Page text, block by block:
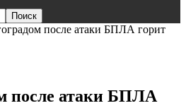
после атаки БПЛА горит
после атаки БПЛА